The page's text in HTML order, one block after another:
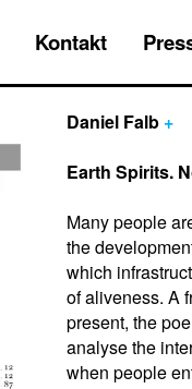
Kontakt
Daniel Falb +
Earth Spirits.
Many people
the
which
of aliveness. A
present, the
analyse the
when people